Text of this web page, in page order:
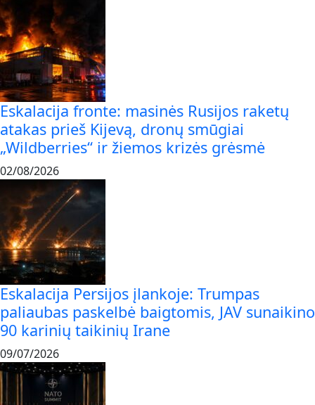
Eskalacija fronte: masinės Rusijos raketų
atakas prieš Kijevą, dronų smūgiai
„Wildberries“ ir žiemos krizės grėsmė
02/08/2026
Eskalacija Persijos įlankoje: Trumpas
paliaubas paskelbė baigtomis, JAV sunaikino
90 karinių taikinių Irane
09/07/2026